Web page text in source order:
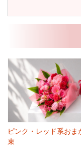
ピンク・レッド系おま
束